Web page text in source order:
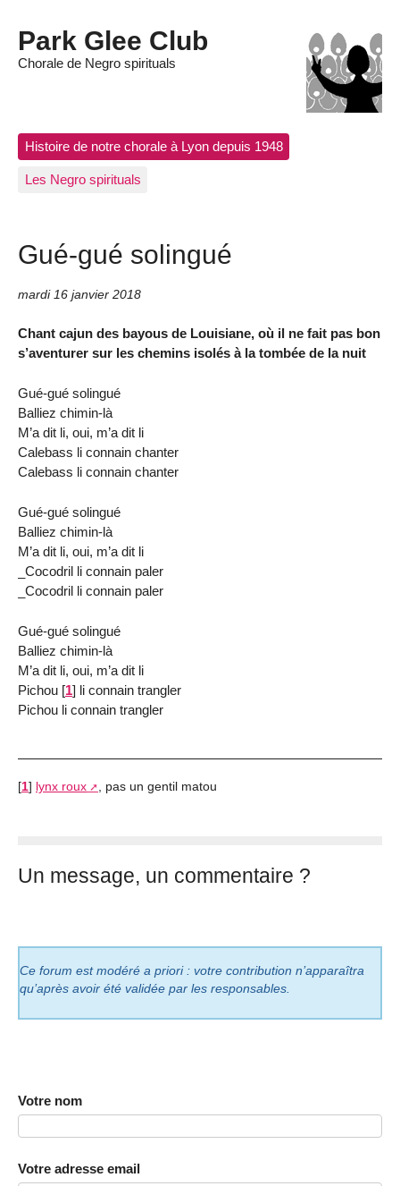
Park Glee Club
Chorale de Negro spirituals
Histoire de notre chorale à Lyon depuis 1948
Les Negro spirituals
Gué-gué solingué
mardi 16 janvier 2018
Chant cajun des bayous de Louisiane, où il ne fait pas bon
s’aventurer sur les chemins isolés à la tombée de la nuit
Gué-gué solingué
Balliez chimin-là
M’a dit li, oui, m’a dit li
Calebass li connain chanter
Calebass li connain chanter
Gué-gué solingué
Balliez chimin-là
M’a dit li, oui, m’a dit li
_Cocodril li connain paler
_Cocodril li connain paler
Gué-gué solingué
Balliez chimin-là
M’a dit li, oui, m’a dit li
Pichou [1] li connain trangler
Pichou li connain trangler
[1] lynx roux , pas un gentil matou
Un message, un commentaire ?
Ce forum est modéré a priori : votre contribution n’apparaîtra
qu’après avoir été validée par les responsables.
Votre nom
Votre adresse email